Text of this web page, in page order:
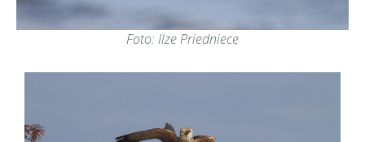
Foto: Ilze Priedniece